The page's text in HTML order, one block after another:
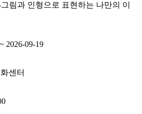
림과 인형으로 표현하는 나만의 이
2026-09-19
센터